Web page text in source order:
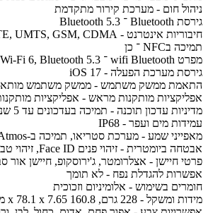
ניהול חום - מערכת קירור מתקדמת
גירסת Bluetooth ־ Bluetooth 5.3
חיבוריות אינטרנט - 5G, LTE, UMTS, GSM, CDMA
תמיכה בNFC ־ כן
מפרט wifi Bluetooth ־ Wi-Fi 6, Bluetooth 5.3
גירסת מערכת הפעלה - iOS 17
התאמת ממשק משתמש - ממשק משתמש
אפליקציות מותקנות מראש - אפליקציות
מדיניות עדכון תוכנה - תמיכה בעדכונים עד 5 שנים
עמידות מים ועפר - IP68
מאפייני שמע - מערכת סטריאו, תמיכה ב-Dolby Atmos
אבטחה ביומטרית - זיהוי פנים Face ID, זיהוי טביעות אצבע
פרטי חיישן - אצלרומטר, ג'ירוסקופ, חיישן אור
אפשרות להגדלת נפח - לא תומך
חומרים בשימוש - אלומיניום וזכוכית
מידות ומשקל - 228 גרם, 160.8 x 78.1 x 7.65 מ"מ